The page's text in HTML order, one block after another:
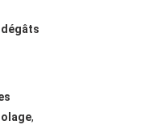
dégâts
,